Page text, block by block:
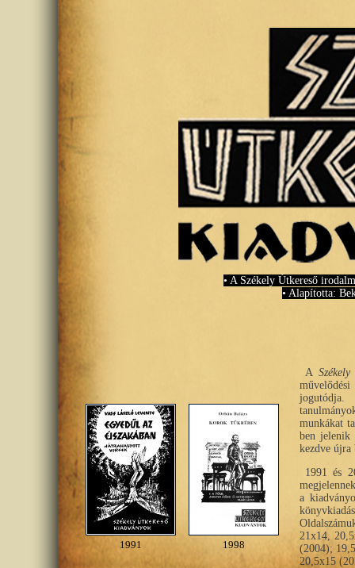
• A Székely Útkereső
• Alapította:
1991 1998
A
jogutódja.
munkákat
ben jelenik
kezdve újra
1991 és
a
21x14,
(2004);
20,5x15